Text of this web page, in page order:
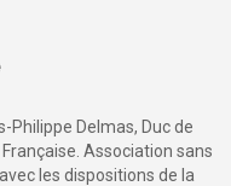
Philippe Delmas, Duc de
Association sans
les dispositions de la